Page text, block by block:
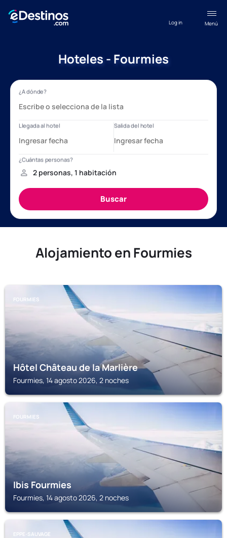
Menú
Log in
Hoteles - Fourmies
Alojamiento en Fourmies
FOURMIES
Hôtel Château de la Marlière
Fourmies, 14 agosto 2026, 2 noches
FOURMIES
Ibis Fourmies
Fourmies, 14 agosto 2026, 2 noches
EPPE-SAUVAGE